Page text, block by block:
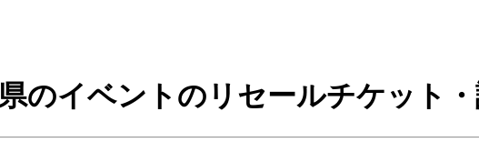
のイベントのリセールチケット